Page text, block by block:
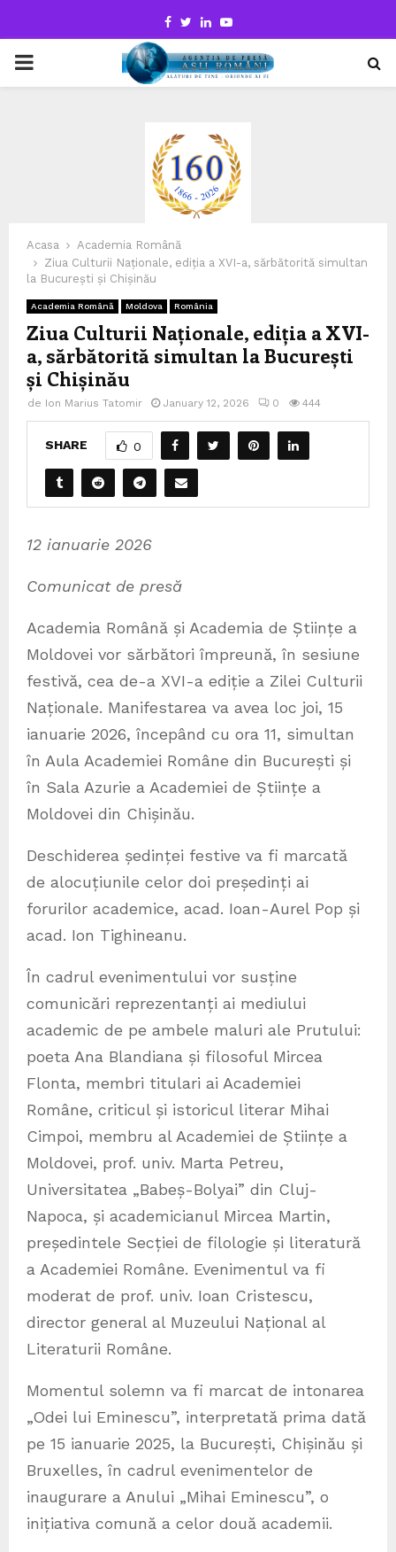
Facebook
TwitterLinkedinYoutube
PRIMARY
Acasa
Academia Română
Ziua Culturii Naționale, ediția a XVI-a, sărbătorită simultan
la București și Chișinău
Academia Română Moldova România
Ziua Culturii Naționale, ediția a XVI-
a, sărbătorită simultan la București
și Chișinău
de Ion Marius Tatomir January 12, 2026 0 444
SHARE 0
12 ianuarie 2026
Comunicat de presă
Academia Română și Academia de Științe a
Moldovei vor sărbători împreună, în sesiune
festivă, cea de-a XVI-a ediție a Zilei Culturii
Naționale. Manifestarea va avea loc joi, 15
ianuarie 2026, începând cu ora 11, simultan
în Aula Academiei Române din București și
în Sala Azurie a Academiei de Științe a
Moldovei din Chișinău.
Deschiderea ședinței festive va fi marcată
de alocuțiunile celor doi președinți ai
forurilor academice, acad. Ioan-Aurel Pop și
acad. Ion Tighineanu.
În cadrul evenimentului vor susține
comunicări reprezentanți ai mediului
academic de pe ambele maluri ale Prutului:
poeta Ana Blandiana și filosoful Mircea
Flonta, membri titulari ai Academiei
Române, criticul și istoricul literar Mihai
Cimpoi, membru al Academiei de Științe a
Moldovei, prof. univ. Marta Petreu,
Universitatea „Babeș-Bolyai” din Cluj-
Napoca, și academicianul Mircea Martin,
președintele Secției de filologie și literatură
a Academiei Române. Evenimentul va fi
moderat de prof. univ. Ioan Cristescu,
director general al Muzeului Național al
Literaturii Române.
Momentul solemn va fi marcat de intonarea
„Odei lui Eminescu”, interpretată prima dată
pe 15 ianuarie 2025, la București, Chișinău și
Bruxelles, în cadrul evenimentelor de
inaugurare a Anului „Mihai Eminescu”, o
inițiativa comună a celor două academii.